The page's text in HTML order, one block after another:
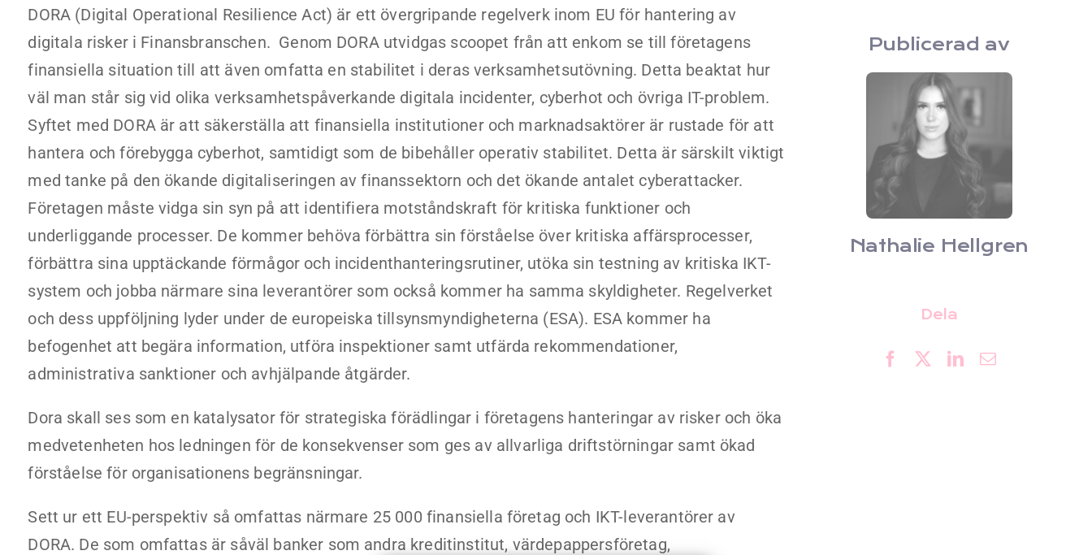
Upgraded Förmåner
DORA (Digital Operational Resilience Act) är ett övergripande regelverk inom EU för hantering av
digitala risker i Finansbranschen. Genom DORA utvidgas scoopet från att enkom se till företagens
finansiella situation till att även omfatta en stabilitet i deras verksamhetsutövning. Detta beaktat hur
väl man står sig vid olika verksamhetspåverkande digitala incidenter, cyberhot och övriga IT-problem.
Syftet med DORA är att säkerställa att finansiella institutioner och marknadsaktörer är rustade för att
hantera och förebygga cyberhot, samtidigt som de bibehåller operativ stabilitet. Detta är särskilt viktigt
med tanke på den ökande digitaliseringen av finanssektorn och det ökande antalet cyberattacker.
Företagen måste vidga sin syn på att identifiera motståndskraft för kritiska funktioner och
underliggande processer. De kommer behöva förbättra sin förståelse över kritiska affärsprocesser,
förbättra sina upptäckande förmågor och incidenthanteringsrutiner, utöka sin testning av kritiska IKT-
system och jobba närmare sina leverantörer som också kommer ha samma skyldigheter. Regelverket
och dess uppföljning lyder under de europeiska tillsynsmyndigheterna (ESA). ESA kommer ha
befogenhet att begära information, utföra inspektioner samt utfärda rekommendationer,
administrativa sanktioner och avhjälpande åtgärder.
Dora skall ses som en katalysator för strategiska förädlingar i företagens hanteringar av risker och öka
medvetenheten hos ledningen för de konsekvenser som ges av allvarliga driftstörningar samt ökad
förståelse för organisationens begränsningar.
Sett ur ett EU-perspektiv så omfattas närmare 25 000 finansiella företag och IKT-leverantörer av
DORA. De som omfattas är såväl banker som andra kreditinstitut, värdepappersföretag,
Publicerad av
Nathalie Hellgren
Dela